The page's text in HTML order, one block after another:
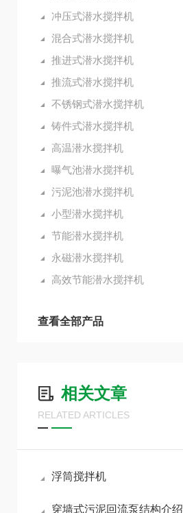
冲压式潜水搅拌机
混合式潜水搅拌机
推进式潜水搅拌机
推流式潜水搅拌机
不锈钢式潜水搅拌机
铸件式潜水搅拌机
高温潜水搅拌机
曝气池潜水搅拌机
污泥池潜水搅拌机
小型潜水搅拌机
节能潜水搅拌机
永磁潜水搅拌机
高效节能潜水搅拌机
查看全部产品
相关文章
RELATED ARTICLES
浮筒搅拌机
穿墙式污泥回流泵结构介绍